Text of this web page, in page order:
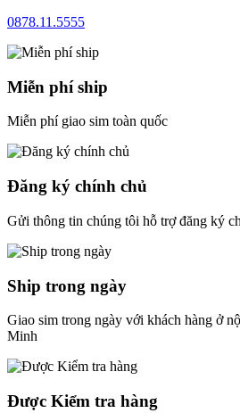
0878.11.5555
Miễn phí ship
Miễn phí giao sim toàn quốc
Đăng ký chính chủ
Gửi thông tin chúng tôi hỗ trợ đăng ký
Ship trong ngày
Giao sim trong ngày với khách hàng ở
Minh
Được Kiểm tra hàng